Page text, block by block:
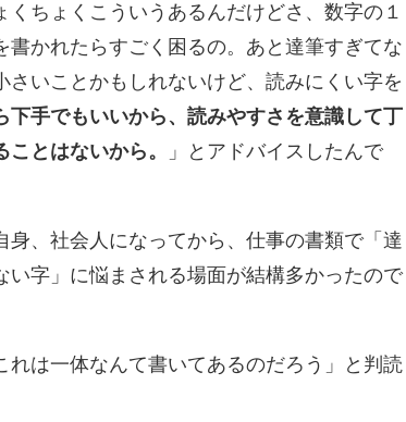
くちょくこういうあるんだけどさ、数字の１
かれたらすごく困るの。あと達筆すぎてな
いことかもしれないけど、読みにくい字を
下手でもいいから、読みやすさを意識して丁
とはないから。
」とアドバイスしたんで
、社会人になってから、仕事の書類で「達
字」に悩まされる場面が結構多かったので
は一体なんて書いてあるのだろう」と判読